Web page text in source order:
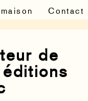
Contact
de